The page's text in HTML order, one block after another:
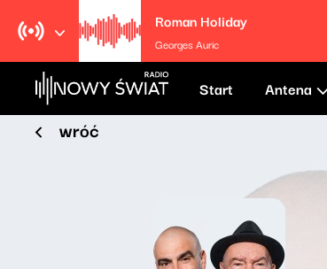
Roman Holiday
Georges Auric
Start Antena
wróć